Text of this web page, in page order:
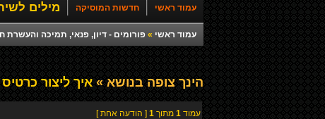
עמוד ראשי חדשות המוסיקה מילים
עמוד ראשי » פורומים - דיון, פנאי, תמיכה
הינך צופה בנושא » איך ליצור
עמוד 1 מתוך 1 [ הודעה אחת ]